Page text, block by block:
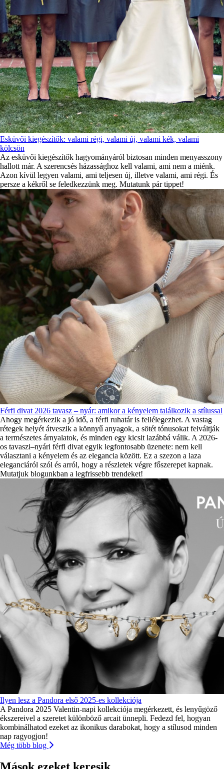
Esküvői kiegészítők: valami régi, valami új, valami kék, valami
kölcsön
Az esküvői kiegészítők hagyományáról biztosan minden menyasszony
hallott már. A szerencsés házassághoz kell valami, ami nem a miénk.
Azon kívül legyen valami, ami teljesen új, illetve valami, ami régi. És
persze a kékről se feledkezzünk meg. Mutatunk pár tippet!
Férfi divat 2026 tavasz – nyár: amikor a kényelem találkozik a stílussal
Ahogy megérkezik a jó idő, a férfi ruhatár is fellélegezhet. A vastag
rétegek helyét átveszik a könnyű anyagok, a sötét tónusokat felváltják
a természetes árnyalatok, és minden egy kicsit lazábbá válik. A 2026-
os tavaszi–nyári férfi divat egyik legfontosabb üzenete: nem kell
választani a kényelem és az elegancia között. Ez a szezon a laza
eleganciáról szól és arról, hogy a részletek végre főszerepet kapnak.
Mutatjuk blogunkban a legfrissebb trendeket!
Ilyen lesz a Pandora első 2025-es kollekciója
A Pandora 2025 Valentin-napi kollekciója megérkezett, és lenyűgöző
ékszereivel a szeretet különböző arcait ünnepli. Fedezd fel, hogyan
kombinálhatod ezeket az ikonikus darabokat, hogy a stílusod minden
nap ragyogjon!
Még több blog
Mások ezeket keresik